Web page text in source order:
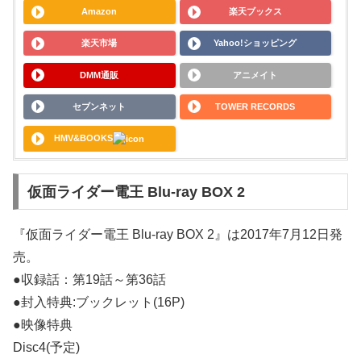
Amazon 楽天ブックス
楽天市場 Yahoo!ショッピング
DMM通販 アニメイト
セブンネット TOWER RECORDS
HMV&BOOKS
仮面ライダー電王 Blu-ray BOX 2
『仮面ライダー電王 Blu-ray BOX 2』は2017年7月12日発
売。
●収録話：第19話～第36話
●封入特典:ブックレット(16P)
●映像特典
Disc4(予定)